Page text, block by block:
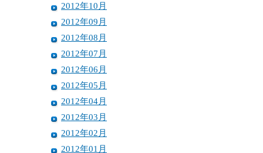
2012年10月
2012年09月
2012年08月
2012年07月
2012年06月
2012年05月
2012年04月
2012年03月
2012年02月
2012年01月